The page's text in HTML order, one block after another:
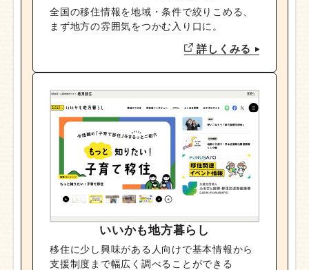
全国の移住情報を地域・条件で絞りこめる、
まず地方の雰囲気をつかむ入り口に。
詳しくみる
いいかも地方暮らし
移住に少し興味がある人向けで基本情報から
支援制度まで幅広く調べることができる